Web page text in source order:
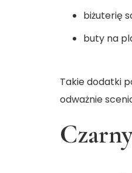
biżuterię
buty na
Takie dodatki
odważnie